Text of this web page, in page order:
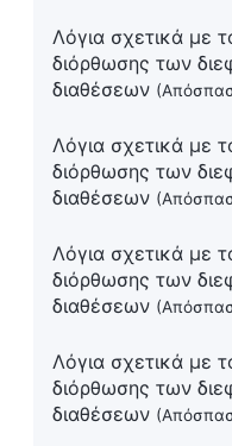
Λόγια σχετικά με
διόρθωσης των
διαθέσεων
Λόγια σχετικά με
διόρθωσης των
διαθέσεων
Λόγια σχετικά με
διόρθωσης των
διαθέσεων
Λόγια σχετικά με
διόρθωσης των
διαθέσεων